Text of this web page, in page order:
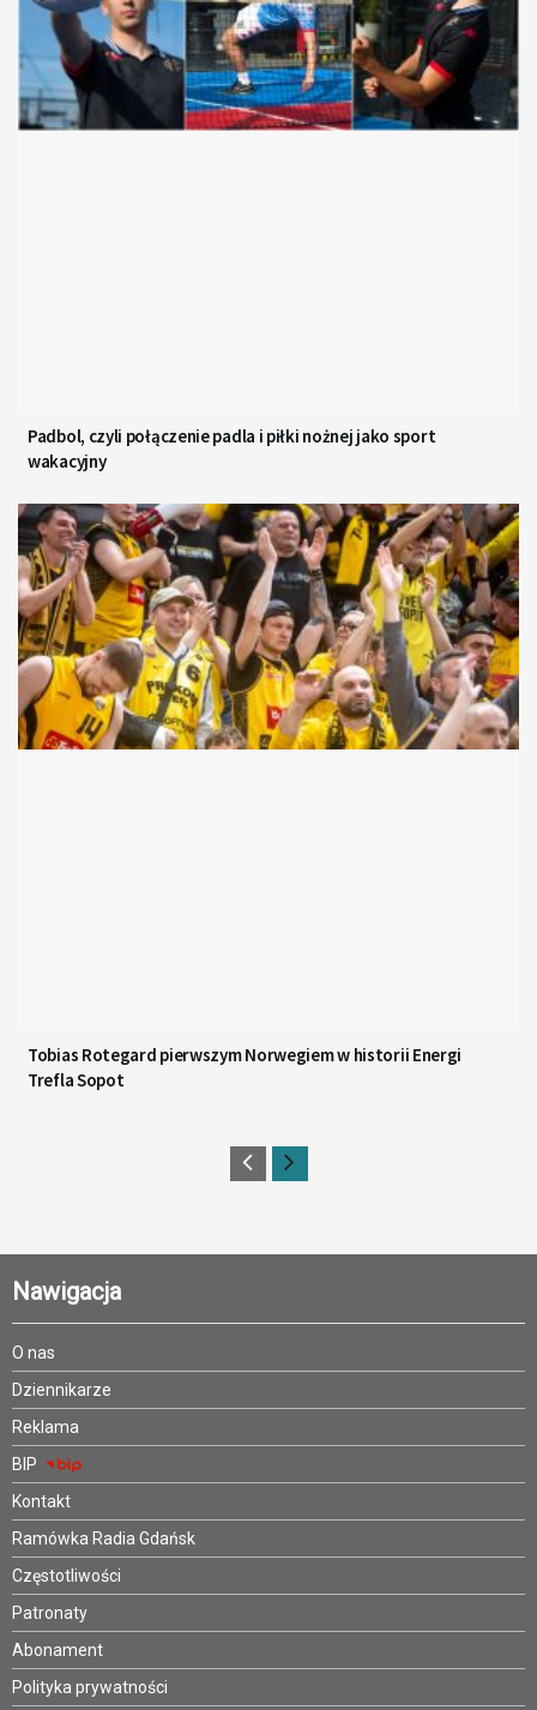
Padbol, czyli połączenie padla i piłki nożnej jako sport
wakacyjny
Tobias Rotegard pierwszym Norwegiem w historii Energi
Trefla Sopot
Nawigacja
O nas
Dziennikarze
Reklama
BIP
Kontakt
Ramówka Radia Gdańsk
Częstotliwości
Patronaty
Abonament
Polityka prywatności